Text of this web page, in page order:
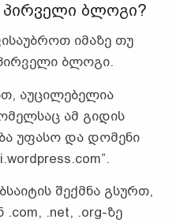
პირველი ბლოგი?
იმაზე თუ
ბლოგი.
აუცილებელია
ამ გიდის
უფასო და დომენი
შექმნა გსურთ,
.net, .org-ზე